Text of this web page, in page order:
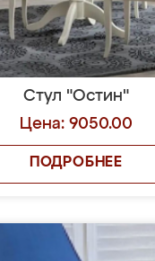
Стул "Остин"
Цена: 9050.00
ПОДРОБНЕЕ